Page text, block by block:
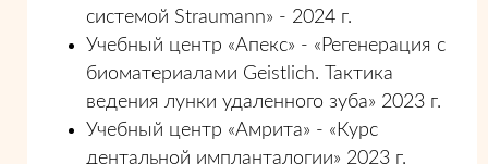
системой Straumann» - 2024 г.
Учебный центр «Апекс» - «Регенерация с
биоматериалами Geistlich. Тактика
ведения лунки удаленного зуба» 2023 г.
Учебный центр «Амрита» - «Курс
дентальной импланталогии» 2023 г.